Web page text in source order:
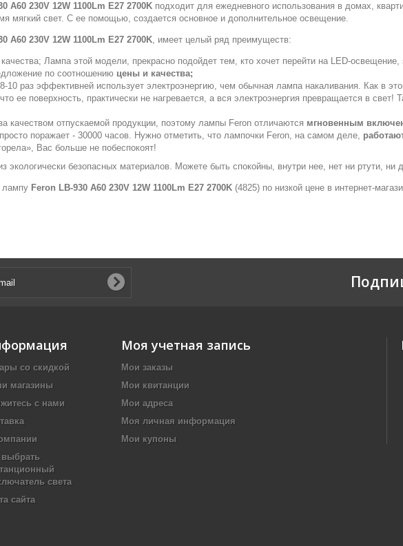
A60 230V 12W 1100Lm E27 2700K подходит для ежедневного использования в домах,
мягкий свет. С ее помощью, создается основное и дополнительное освещение.
A60 230V 12W 1100Lm E27 2700K, имеет целый ряд преимуществ:
Лампа этой модели, прекрасно подойдет тем, кто хочет перейти на LED-
по соотношению цены и качества;
раз эффективней использует электроэнергию, чем обычная лампа накаливания. Как в
ее поверхность, практически не нагревается, а вся электроэнергия превращается в
качеством отпускаемой продукции, поэтому лампы Feron отличаются мгновенным
поражает - 30000 часов. Нужно отметить, что лампочки Feron, на самом деле,
Вас больше не побеспокоят!
экологически безопасных материалов. Можете быть спокойны, внутри нее, нет ни ртути, ни
лампу Feron LB-930 A60 230V 12W 1100Lm E27 2700K (4825) по низкой цене в интернет-
со скидкой
магазины
с нами
выбрать
света
сайта
Моя учетная запись
Мои заказы
Мои квитанции
Мои адреса
Моя личная информация
Мои купоны